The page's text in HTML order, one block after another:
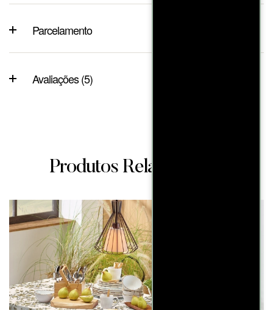
Parcelamento
Avaliações (5)
Produtos Relacionados